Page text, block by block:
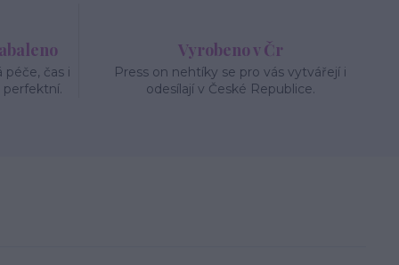
péče, čas i
perfektní.
Vyrobeno v Čr
Press on nehtíky se pro vás vytvářejí i
odesílají v České Republice.